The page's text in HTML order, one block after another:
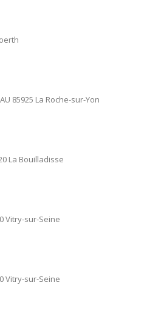
85925 La Roche-sur-Yon
La Bouilladisse
Vitry-sur-Seine
Vitry-sur-Seine